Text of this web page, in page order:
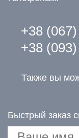
+38
+38
Также вы
Быстрый заказ